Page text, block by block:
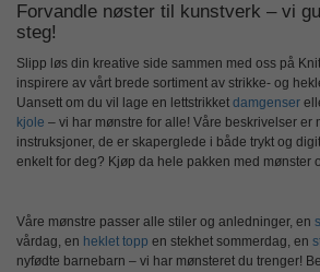
Forvandle nøster til kunstverk – vi
steg!
Slipp løs din kreative side sammen med oss på
inspirere av vårt brede sortiment av strikke- og
Uansett om du vil lage en lettstrikket damgenser
kjole – vi har mønstre for alle! Våre beskrivelser er
instruksjoner, de er skaperglede i både trykt og
enkelt for deg? Kjøp da hele pakken med mønster
Våre mønstre passer alle stiler og anledninger, en
vårdag, en heklet topp en stekhet sommerdag, en
nyfødte barnebarn – vi har mønsteret du trenger!